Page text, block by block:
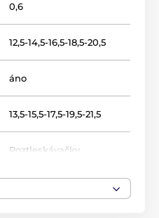
0,6
12,5-14,5-16,5-18,5-20,5
áno
13,5-15,5-17,5-19,5-21,5
Roztleskávačky